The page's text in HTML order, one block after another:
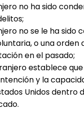
no ha sido
no se le ha sido
o una orden
en el pasado;
establece
y la
Unidos dentro